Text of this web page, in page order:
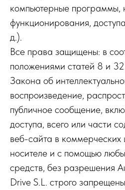
компьютерные программы,
функционирования,
д.).
Все права защищены: в
положениями статей 8 и
Закона об
воспроизведение,
публичное сообщение,
доступа, всего или части
веб-сайта в
носителе и с помощью
средств, без разрешения
Drive S.L. строго